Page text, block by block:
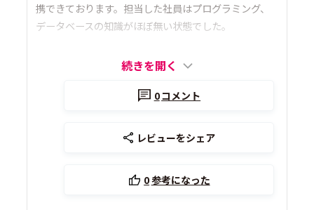
携できております。担当した社員はプログラミング、
データベースの知識がほぼ無い状態でした。
続きを開く
0コメント
レビューをシェア
0参考になった